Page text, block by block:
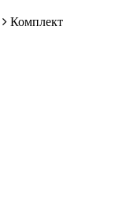
Комплект